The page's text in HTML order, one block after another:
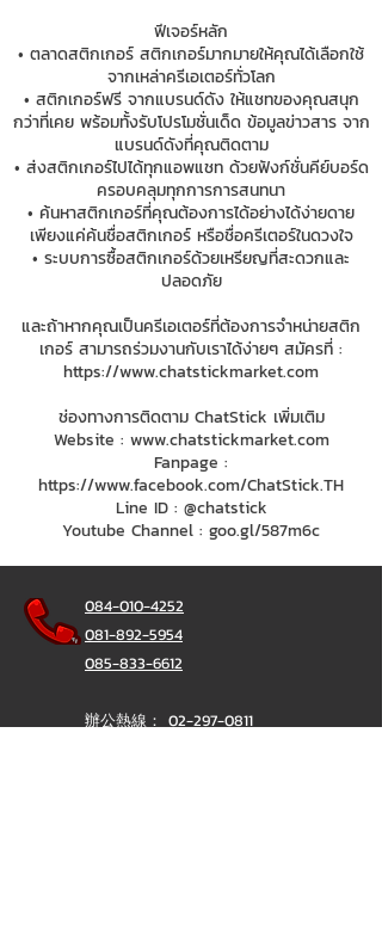
ฟีเจอร์หลัก
• ตลาดสติกเกอร์ สติกเกอร์มากมายให้คุณได้เลือกใช้
จากเหล่าครีเอเตอร์ทั่วโลก
• สติกเกอร์ฟรี จากแบรนด์ดัง ให้แชทของคุณสนุก
กว่าที่เคย พร้อมทั้งรับโปรโมชั่นเด็ด ข้อมูลข่าวสาร จาก
แบรนด์ดังที่คุณติดตาม
• ส่งสติกเกอร์ไปได้ทุกแอพแชท ด้วยฟังก์ชั่นคีย์บอร์ด
ครอบคลุมทุกการการสนทนา
• ค้นหาสติกเกอร์ที่คุณต้องการได้อย่างได้ง่ายดาย
เพียงแค่ค้นชื่อสติกเกอร์ หรือชื่อครีเตอร์ในดวงใจ
• ระบบการซื้อสติกเกอร์ด้วยเหรียญที่สะดวกและ
ปลอดภัย
และถ้าหากคุณเป็นครีเอเตอร์ที่ต้องการจำหน่ายสติก
เกอร์ สามารถร่วมงานกับเราได้ง่ายๆ สมัครที่ :
https://www.chatstickmarket.com
ช่องทางการติดตาม ChatStick เพิ่มเติม
Website : www.chatstickmarket.com
Fanpage :
https://www.facebook.com/ChatStick.TH
Line ID : @chatstick
Youtube Channel : goo.gl/587m6c
084-010-4252
081-892-5954
085-833-6612
辦公熱線： 02-297-0811